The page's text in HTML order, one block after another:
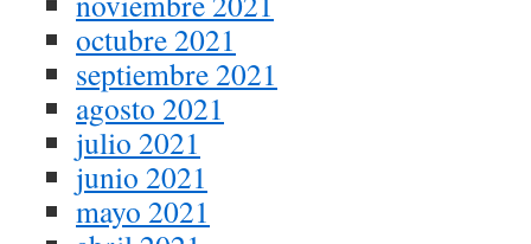
octubre 2021
septiembre 2021
agosto 2021
julio 2021
junio 2021
mayo 2021